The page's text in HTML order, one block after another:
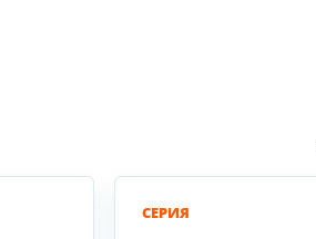
СЕРИЯ